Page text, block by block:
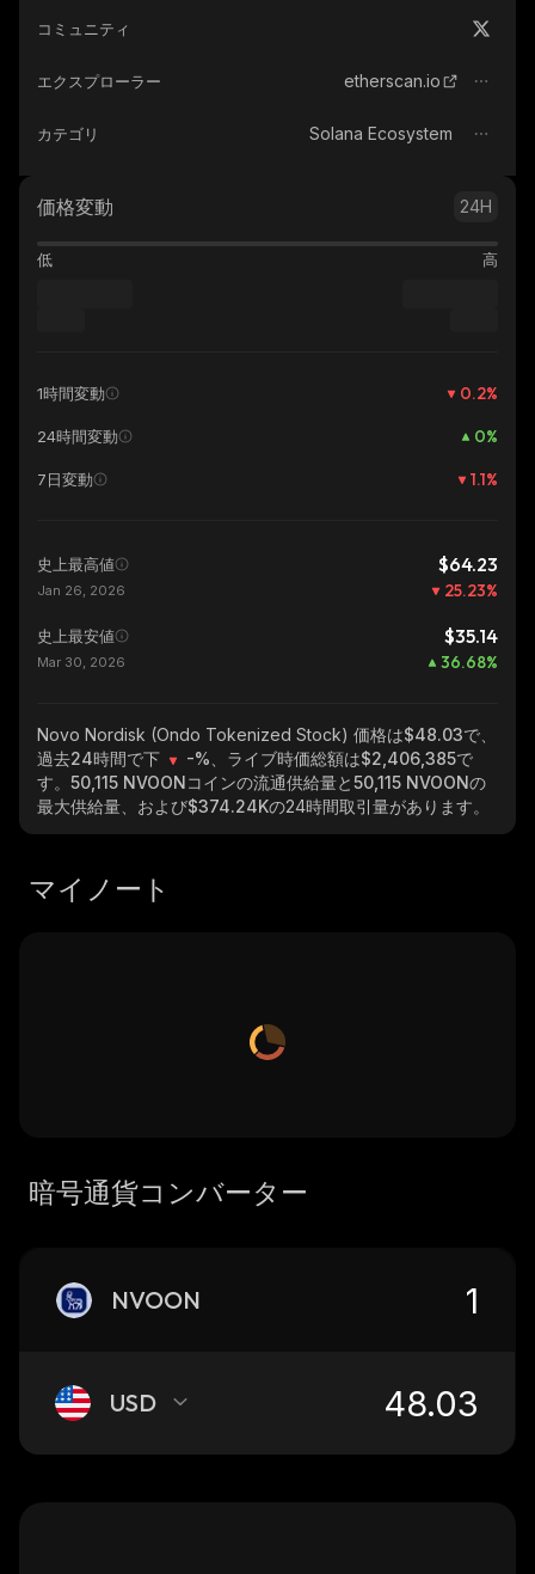
コミュニティ
エクスプローラー etherscan.io
カテゴリ Solana Ecosystem
価格変動 24H
低 高
1時間変動 0.2%
24時間変動 0%
7日変動 1.1%
史上最高値 $64.23
Jan 26, 2026 25.23%
史上最安値 $35.14
Mar 30, 2026 36.68%
Novo Nordisk (Ondo Tokenized Stock) 価格は$48.03で、
過去24時間で下
-% 、ライブ時価総額は$2,406,385で
す。 50,115 NVOONコインの流通供給量と50,115 NVOONの
最大供給量、および$374.24Kの24時間取引量があります。
マイノート
暗号通貨コンバーター
NVOON
USD